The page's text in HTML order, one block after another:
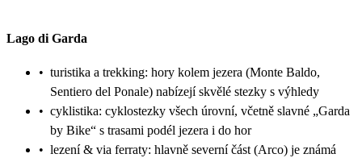
Lago di Garda
• turistika a trekking: hory kolem jezera (Monte Baldo,
Sentiero del Ponale) nabízejí skvělé stezky s výhledy
• cyklistika: cyklostezky všech úrovní, včetně slavné „Garda
by Bike“ s trasami podél jezera i do hor
• lezení & via ferraty: hlavně severní část (Arco) je známá